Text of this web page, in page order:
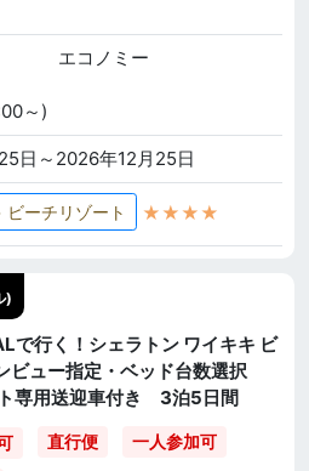
エコノミー
～)
日～2026年12月25日
ーチリゾート ★★★★
)
で行く！シェラトン ワイキキ ビ
ビュー指定・ベッド台数選択
専用送迎車付き 3泊5日間
直行便 一人参加可